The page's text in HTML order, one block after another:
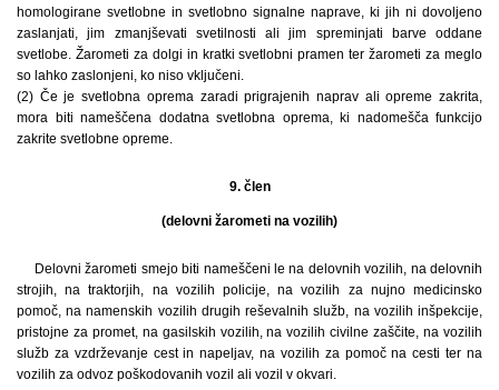
homologirane svetlobne in svetlobno signalne naprave, ki jih ni dovoljeno
zaslanjati, jim zmanjševati svetilnosti ali jim spreminjati barve oddane
svetlobe. Žarometi za dolgi in kratki svetlobni pramen ter žarometi za meglo
so lahko zaslonjeni, ko niso vključeni.
(2) Če je svetlobna oprema zaradi prigrajenih naprav ali opreme zakrita,
mora biti nameščena dodatna svetlobna oprema, ki nadomešča funkcijo
zakrite svetlobne opreme.
9. člen
(delovni žarometi na vozilih)
Delovni žarometi smejo biti nameščeni le na delovnih vozilih, na delovnih
strojih, na traktorjih, na vozilih policije, na vozilih za nujno medicinsko
pomoč, na namenskih vozilih drugih reševalnih služb, na vozilih inšpekcije,
pristojne za promet, na gasilskih vozilih, na vozilih civilne zaščite, na vozilih
služb za vzdrževanje cest in napeljav, na vozilih za pomoč na cesti ter na
vozilih za odvoz poškodovanih vozil ali vozil v okvari.